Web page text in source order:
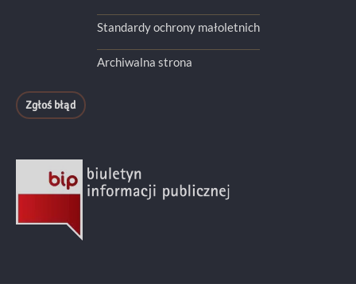
Standardy ochrony małoletnich
Archiwalna strona
Zgłoś błąd